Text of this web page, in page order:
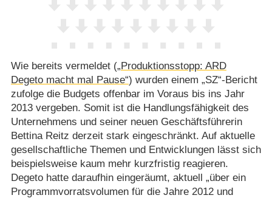
Wie bereits vermeldet („Produktionsstopp: ARD
Degeto macht mal Pause“) wurden einem „SZ“-Bericht
zufolge die Budgets offenbar im Voraus bis ins Jahr
2013 vergeben. Somit ist die Handlungsfähigkeit des
Unternehmens und seiner neuen Geschäftsführerin
Bettina Reitz derzeit stark eingeschränkt. Auf aktuelle
gesellschaftliche Themen und Entwicklungen lässt sich
beispielsweise kaum mehr kurzfristig reagieren.
Degeto hatte daraufhin eingeräumt, aktuell „über ein
Programmvorratsvolumen für die Jahre 2012 und